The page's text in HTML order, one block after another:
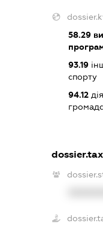
58.29
93.19
спорту
94.12
dossier.tax